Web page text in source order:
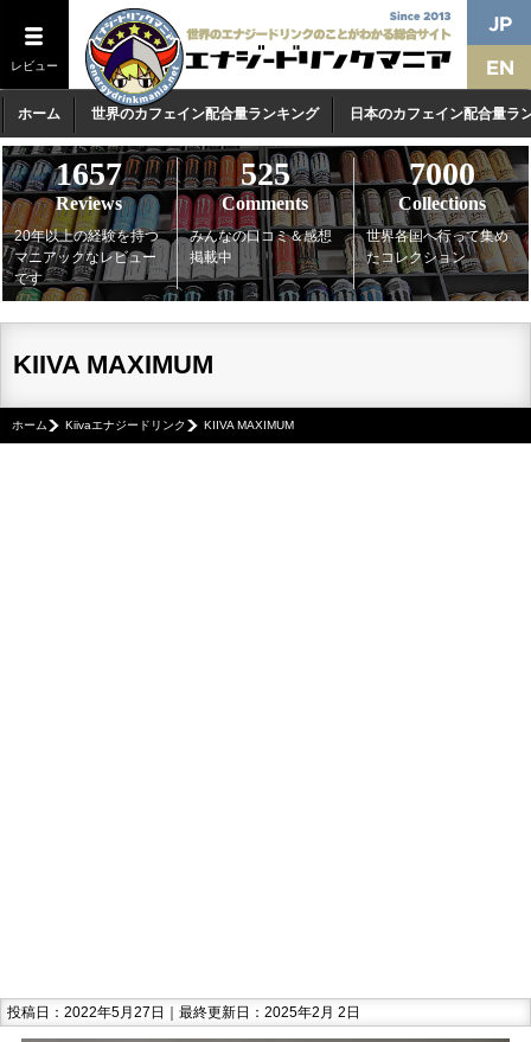
レビュー
ホーム 世界のカフェイン配合量ランキング 日本のカフェイン配合量ラ
1657
Reviews
20年以上の経験を持つ
マニアックなレビュー
です
525
Comments
みんなの口コミ＆感想
掲載中
7000
Collections
世界各国へ行って集め
たコレクション
KIIVA MAXIMUM
ホーム Kiivaエナジードリンク KIIVA MAXIMUM
投稿日：2022年5月27日｜最終更新日：2025年2月 2日